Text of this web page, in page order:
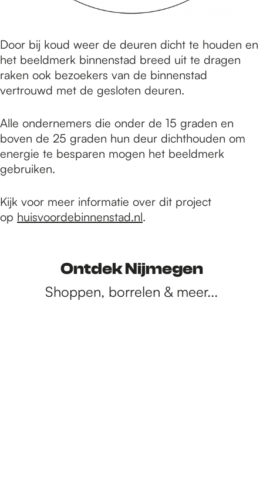
Door bij koud weer de deuren dicht te houden en
het beeldmerk binnenstad breed uit te dragen
raken ook bezoekers van de binnenstad
vertrouwd met de gesloten deuren.
Alle ondernemers die onder de 15 graden en
boven de 25 graden hun deur dichthouden om
energie te besparen mogen het beeldmerk
gebruiken.
Kijk voor meer informatie over dit project
op huisvoordebinnenstad.nl.
Ontdek Nijmegen
Shoppen, borrelen & meer...